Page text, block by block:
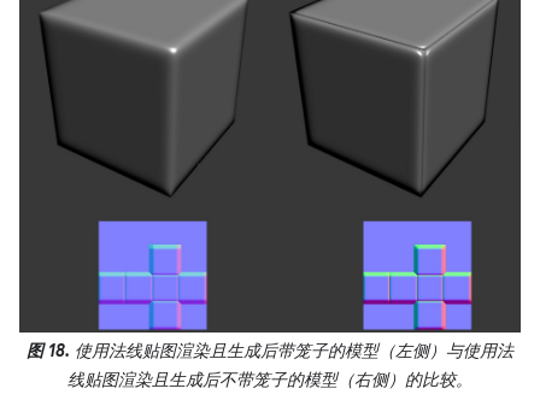
图 18. 使用法线贴图渲染且生成后带笼子的模型（左侧）与使用法
线贴图渲染且生成后不带笼子的模型（右侧）的比较。